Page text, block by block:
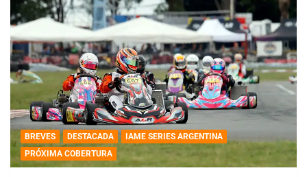
BREVES DESTACADA
IAME SERIES ARGENTINA
PRÓXIMA COBERTURA